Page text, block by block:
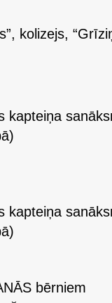
kolizejs,
kapteiņa
kapteiņa
bērniem